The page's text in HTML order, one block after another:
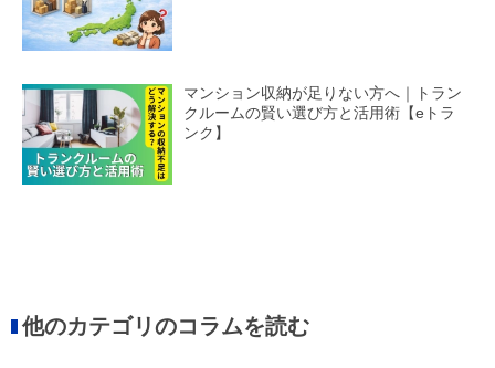
マンション収納が足りない方へ｜トラン
クルームの賢い選び方と活用術【eトラ
ンク】
他のカテゴリのコラムを読む